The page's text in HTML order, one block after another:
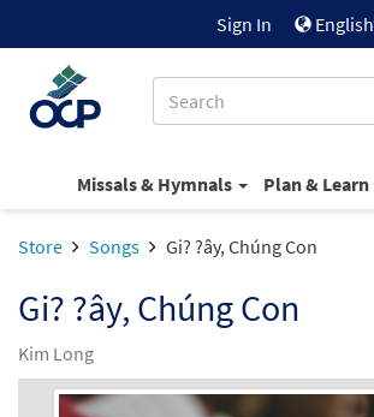
Sign In English
Missals & Hymnals Plan & Learn
Store Songs Gi? ?ây, Chúng Con
Gi? ?ây, Chúng Con
Kim Long